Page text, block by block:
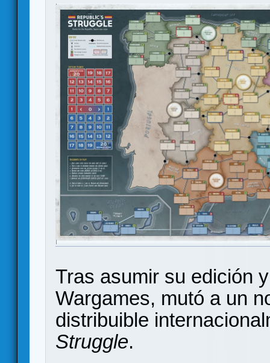
Tras asumir su edición
Wargames, mutó a un
distribuible
Struggle.